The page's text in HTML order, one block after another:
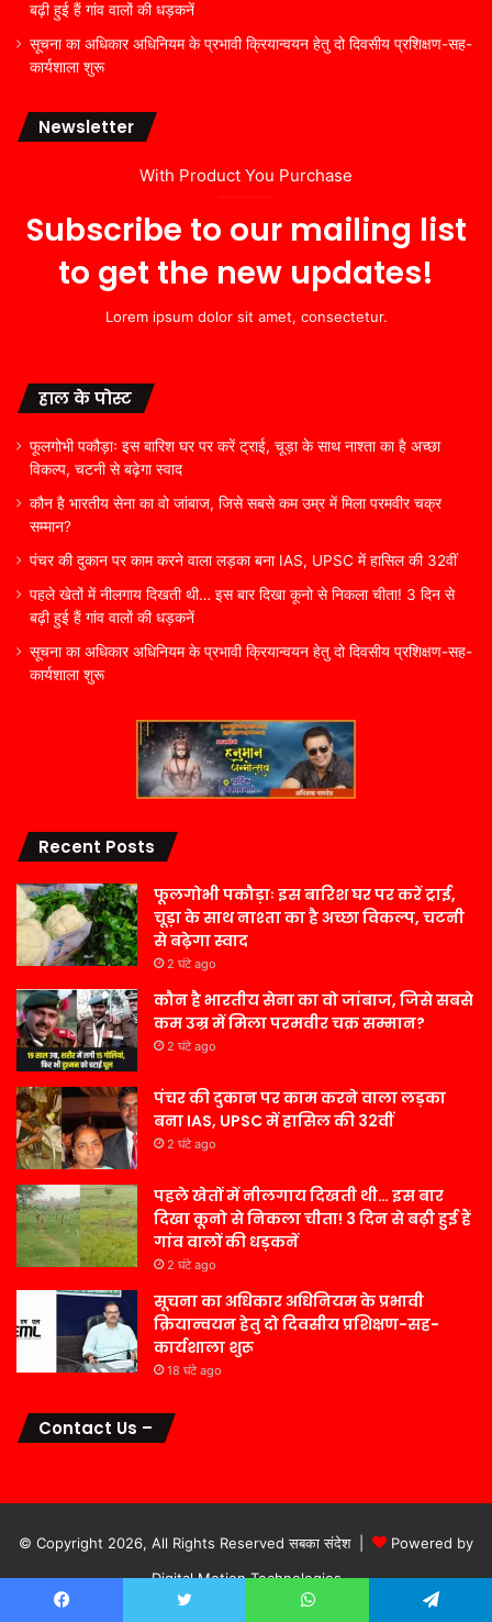
बढ़ी हुई हैं गांव वालों की धड़कनें
सूचना का अधिकार अधिनियम के प्रभावी क्रियान्वयन हेतु दो दिवसीय प्रशिक्षण-सह-
कार्यशाला शुरू
Newsletter
With Product You Purchase
Subscribe to our mailing list
to get the new updates!
Lorem ipsum dolor sit amet, consectetur.
हाल के पोस्ट
फूलगोभी पकौड़ाः इस बारिश घर पर करें ट्राई, चूड़ा के साथ नाश्ता का है अच्छा
विकल्प, चटनी से बढ़ेगा स्वाद
कौन है भारतीय सेना का वो जांबाज, जिसे सबसे कम उम्र में मिला परमवीर चक्र
सम्मान?
पंचर की दुकान पर काम करने वाला लड़का बना IAS, UPSC में हासिल की 32वीं
पहले खेतों में नीलगाय दिखती थी… इस बार दिखा कूनो से निकला चीता! 3 दिन से
बढ़ी हुई हैं गांव वालों की धड़कनें
सूचना का अधिकार अधिनियम के प्रभावी क्रियान्वयन हेतु दो दिवसीय प्रशिक्षण-सह-
कार्यशाला शुरू
Recent Posts
फूलगोभी पकौड़ाः इस बारिश घर पर करें ट्राई,
चूड़ा के साथ नाश्ता का है अच्छा विकल्प, चटनी
से बढ़ेगा स्वाद
2 घंटे ago
कौन है भारतीय सेना का वो जांबाज, जिसे सबसे
कम उम्र में मिला परमवीर चक्र सम्मान?
2 घंटे ago
पंचर की दुकान पर काम करने वाला लड़का
बना IAS, UPSC में हासिल की 32वीं
2 घंटे ago
पहले खेतों में नीलगाय दिखती थी… इस बार
दिखा कूनो से निकला चीता! 3 दिन से बढ़ी हुई हैं
गांव वालों की धड़कनें
2 घंटे ago
सूचना का अधिकार अधिनियम के प्रभावी
क्रियान्वयन हेतु दो दिवसीय प्रशिक्षण-सह-
कार्यशाला शुरू
18 घंटे ago
Contact Us –
© Copyright 2026, All Rights Reserved सबका संदेश |
Powered by
Digital Motion Technologies